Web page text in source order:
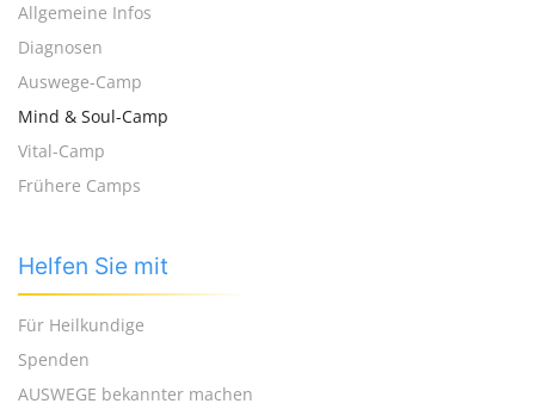
Allgemeine Infos
Diagnosen
Auswege-Camp
Mind & Soul-Camp
Vital-Camp
Frühere Camps
Helfen Sie mit
Für Heilkundige
Spenden
AUSWEGE bekannter machen